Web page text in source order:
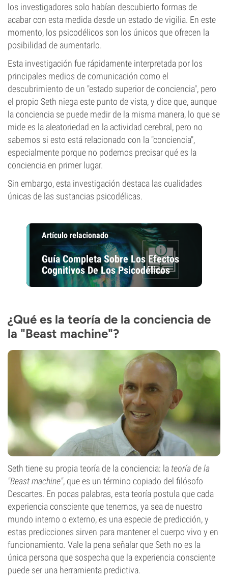
los investigadores solo habían descubierto formas de
acabar con esta medida desde un estado de vigilia. En este
momento, los psicodélicos son los únicos que ofrecen la
posibilidad de aumentarlo.
Esta investigación fue rápidamente interpretada por los
principales medios de comunicación como el
descubrimiento de un "estado superior de conciencia", pero
el propio Seth niega este punto de vista, y dice que, aunque
la conciencia se puede medir de la misma manera, lo que se
mide es la aleatoriedad en la actividad cerebral, pero no
sabemos si esto está relacionado con la "conciencia",
especialmente porque no podemos precisar qué es la
conciencia en primer lugar.
Sin embargo, esta investigación destaca las cualidades
únicas de las sustancias psicodélicas.
Artículo relacionado
Guía Completa Sobre Los Efectos
Cognitivos De Los Psicodélicos
¿Qué es la teoría de la conciencia de
la "Beast machine"?
Seth tiene su propia teoría de la conciencia: la teoría de la
"Beast machine", que es un término copiado del filósofo
Descartes. En pocas palabras, esta teoría postula que cada
experiencia consciente que tenemos, ya sea de nuestro
mundo interno o externo, es una especie de predicción, y
estas predicciones sirven para mantener el cuerpo vivo y en
funcionamiento. Vale la pena señalar que Seth no es la
única persona que sospecha que la experiencia consciente
puede ser una herramienta predictiva.